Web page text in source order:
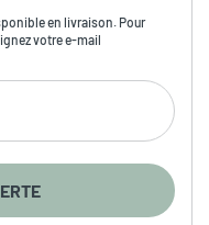
en livraison. Pour
votre e-mail